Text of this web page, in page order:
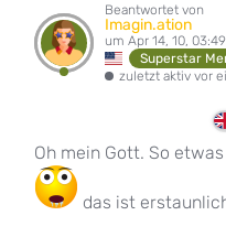
Beantwortet von
Imagin.ation
um Apr 14, 10,
Superstar
zuletzt aktiv vor
Oh mein Gott. So
das ist